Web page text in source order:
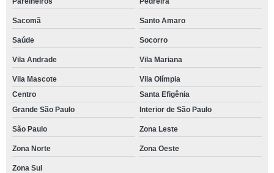
Sacomã Santo Amaro
Saúde Socorro
Vila Andrade Vila Mariana
Vila Mascote
Vila Olímpia
Centro
Santa Efigênia
Grande São Paulo
Interior de São Paulo
São Paulo Zona Leste
Zona Norte Zona Oeste
Zona Sul